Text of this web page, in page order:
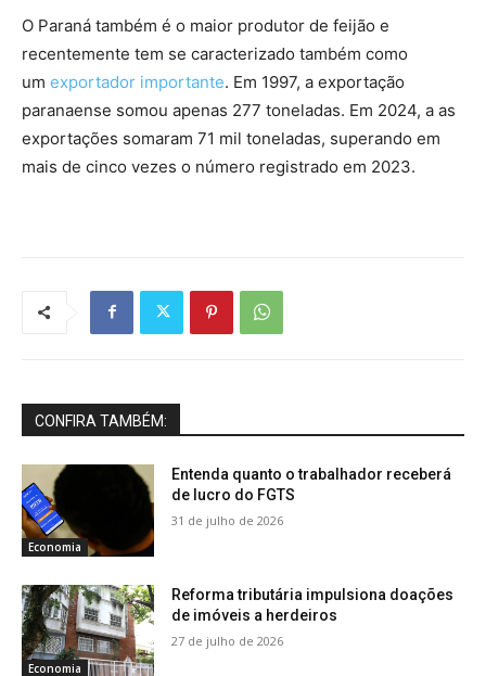
O Paraná também é o maior produtor de feijão e
recentemente tem se caracterizado também como
um exportador importante. Em 1997, a exportação
paranaense somou apenas 277 toneladas. Em 2024, a as
exportações somaram 71 mil toneladas, superando em
mais de cinco vezes o número registrado em 2023.
CONFIRA TAMBÉM:
Economia
Entenda quanto o trabalhador receberá
de lucro do FGTS
31 de julho de 2026
Economia
Reforma tributária impulsiona doações
de imóveis a herdeiros
27 de julho de 2026